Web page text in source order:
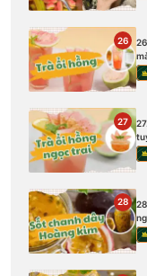
26
27
28